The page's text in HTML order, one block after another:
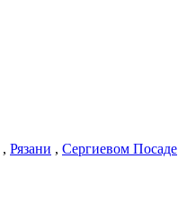
, Рязани , Сергиевом Посаде